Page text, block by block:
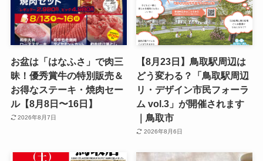
お盆は「はなふさ」で肉三
昧！優秀賞牛の特別販売＆
お得なステーキ・焼肉セー
ル【8月8日〜16日】
2026年8月7日
【8月23日】鳥取駅周辺は
どう変わる？「鳥取駅周辺
リ・デザイン市民フォーラ
ム vol.3」が開催されます
｜鳥取市
2026年8月6日